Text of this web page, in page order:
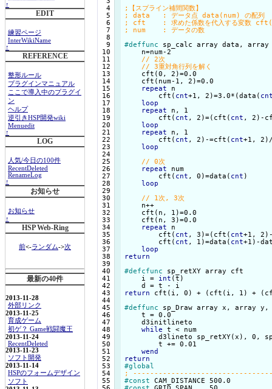
↑
EDIT
練習ページ
InterWikiName
↑
REFERENCE
整形ルール
プラグインマニュアル
ここで導入中のプラグイ
ン
ヘルプ
逆引きHSP開発wiki
Menuedit
↑
LOG
人気/今日の100件
RecentDeleted
RenameLog
↑
お知らせ
お知らせ
↑
HSP Web-Ring
前<-ランダム->次
最新の40件
2013-11-28
外部リンク
2013-11-25
育成ゲーム
初ゲ？ Game戦闘魔王
2013-11-24
RecentDeleted
2013-11-23
ソフト開発
2013-11-14
HSPのフォームデザイン
ソフト
  4
  5
  6
  7
  8
  9
10
11
12
13
14
15
16
17
18
19
20
21
22
23
24
25
26
27
28
29
30
31
32
33
34
35
36
37
38
39
40
41
42
43
44
45
46
47
48
49
50
51
52
53
54
55
#deffunc
sp_calc array data,
    n=num-2
    cft(0, 2)=0.0
    cft(num-1, 2)=0.0
repeat
n
        cft(
cnt+1, 2)=3.0*(data(
loop
repeat
n, 1
        cft(
cnt , 2)=(cft( cnt , 2)-
loop
repeat
n, 1
        cft(
cnt , 2)-=cft( cnt+1,
loop
repeat
num
        cft(
cnt , 0)=data( cnt )
loop
    n++
    cft(n, 1)=0.0
    cft(n, 3)=0.0
repeat
n
        cft(
cnt , 3)=(cft( cnt+1,
        cft(
cnt , 1)=data( cnt+1)-
loop
return
#defcfunc
sp_retXY array cft
    i =
int (t)
return
cft(i, 0) + (cft(i, 1) +
#deffunc
sp_Draw array x, array
    t = 0.0
    d3initlineto
while
t < num
d3lineto sp_retXY(x), 0,
        t += 0.01
wend
return
#global
#const